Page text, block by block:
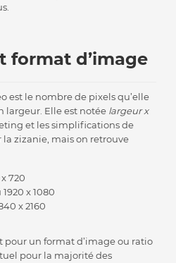
format d’image
est le nombre de pixels qu’elle
largeur. Elle est notée largeur x
et les simplifications de
zizanie, mais on retrouve
720
x 1080
x 2160
pour un format d’image ou ratio
pour la majorité des